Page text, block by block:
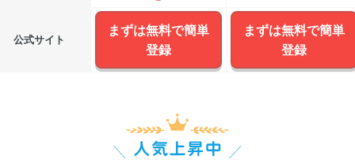
公式サイト
まずは無料で簡単
登録
まずは無料で簡単
登録